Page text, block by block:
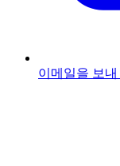
이메일을 보내